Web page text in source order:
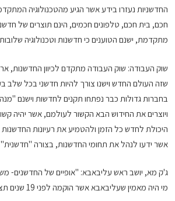
החדשניות נעזרו בידע אשר הגיע מהטכנולוגיה
חכם, בית חכם, טלפונים חכמים, הינם תוצרים של
מתקדמת, ישנם הטוענים כי חדשנות וטכנולוגיה שלובות
שוק העבודה: שוק העבודה מתקדם לכיוון החדשנות,
שזה העולם החדש וישנו צורך להיות חדשני בכל שלב
בחברות גדולות כבר נפתחו תקנים לחדשות וישנם
ויוצרים את החידוש הבא הקשור לעולמם, אשר יהיה
היכולת לחדש כל הזמן ולהטמיע את רעיונות החדשנות
אשר ידעו לנהל את תחומי החדשנות, בצורה "חדשנית"
ג'ק מא, יושב ראש עליבאבא: "אופיים של החדשנים-
מי היה מאמין שעליבאבא אשר הוקמה לפני 19 שנים תצליח!